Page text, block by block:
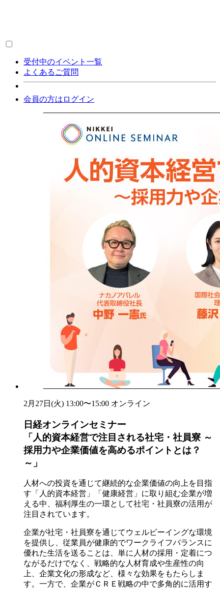
受付中のイベント一覧
よくあるご質問
会員の方はログイン
2月27日(火) 13:00〜15:00 オンライン
日経オンラインセミナー
「人的資本経営で注目される社宅・社員寮 ～
採用力や企業価値を高めるポイントとは？
～」
人材への投資を通じて継続的な企業価値の向上を目指
す「人的資本経営」「健康経営」に取り組む企業が増
える中、福利厚生の一環として社宅・社員寮の活用が
注目されています。
企業が社宅・社員寮を通じてウェルビーイングな環境
を提供し、従業員が健康的でワークライフバランスに
優れた生活を送ることは、単に人材の採用・定着につ
ながるだけでなく、戦略的な人材育成や生産性の向
上、企業文化の形成など、様々な効果をもたらしま
す。一方で、企業がＣＲＥ戦略の中で多角的に活用す